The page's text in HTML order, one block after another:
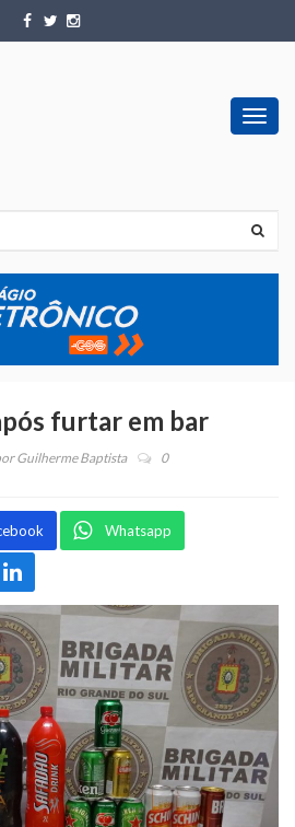
furtar em bar
Guilherme Baptista 0
Whatsapp